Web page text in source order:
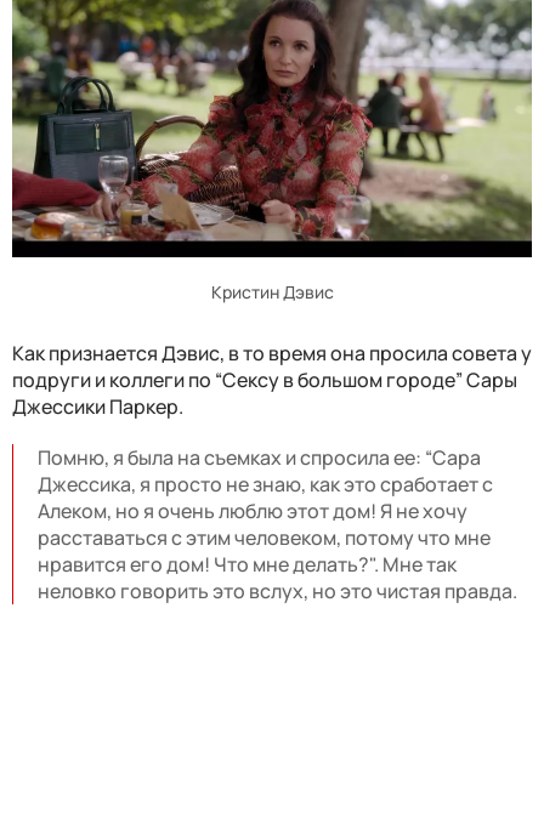
Кристин Дэвис
Как признается Дэвис, в то время она просила совета у
подруги и коллеги по “Сексу в большом городе” Сары
Джессики Паркер.
Помню, я была на съемках и спросила ее: “Сара
Джессика, я просто не знаю, как это сработает с
Алеком, но я очень люблю этот дом! Я не хочу
расставаться с этим человеком, потому что мне
нравится его дом! Что мне делать?". Мне так
неловко говорить это вслух, но это чистая правда.